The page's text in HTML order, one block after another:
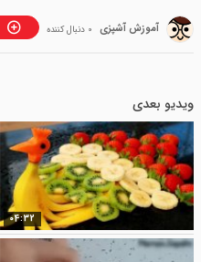
آموزش آشپزی 0 دنبال کننده
ویدیو بعدی
04:32